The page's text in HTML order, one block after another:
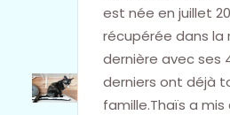
est née en juillet
récupérée dans la
dernière avec ses
derniers ont déjà
famille.Thaïs a